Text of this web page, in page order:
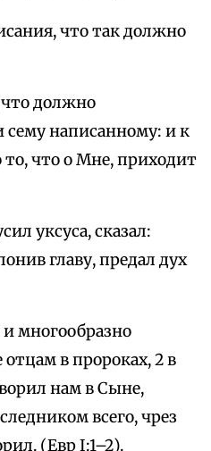
что так должно
что должно
написанному: и к
что о Мне, приходит
уксуса, сказал:
главу, предал дух
и многообразно
в пророках, 2 в
нам в Сыне,
всего, чрез
(Евр I:1–2).